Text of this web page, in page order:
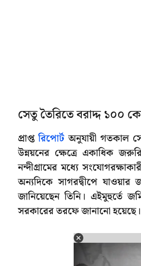
সেতু তৈরিতে বরাদ্দ ১০০
প্রাপ্তরিপোর্ট অনুযায়ী গতকাল
উন্নয়নের ক্ষেত্রে একাধিক
নন্দীগ্রামের মধ্যে
অন্যদিকে সাগরদ্বীপে যাওয়ার
জানিয়েছেন তিনি। এইমুহুর্তে
সরকারের তরফে জানানো হয়েছে।